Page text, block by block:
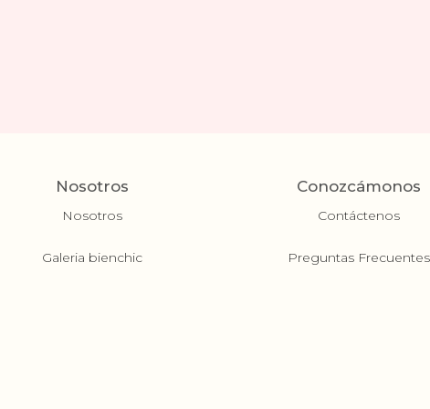
Nosotros
Nosotros
Galeria bienchic
Conozcámonos
Contáctenos
Preguntas Frecuentes